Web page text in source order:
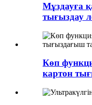
Мұздауға
тығыздау
Көп
картон